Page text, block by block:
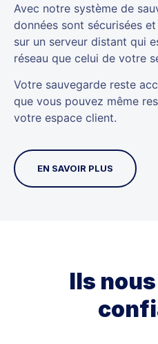
Avec notre système de
données sont sécurisées
sur un serveur distant qui
réseau que celui de votre
Votre sauvegarde reste
que vous pouvez même
votre espace client.
EN SAVOIR PLUS
Ils